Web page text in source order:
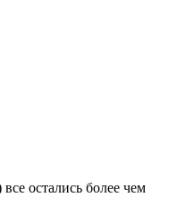
остались более чем